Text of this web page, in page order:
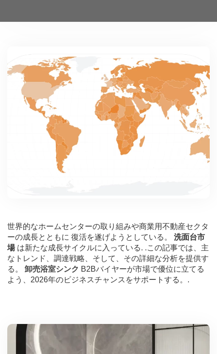
世界的なホームセンターの取り組みや商業用不動産セクタ
ーの成長とともに 復活を遂げようとしている。 洗面台市
場は新たな成長サイクルに入っている. .この記事では、主
なトレンド、調達戦略、そして、その詳細な分析を提供す
る。 卸売浴室シンク B2Bバイヤーが市場で優位に立てる
よう、2026年のビジネスチャンスをサポートする。.